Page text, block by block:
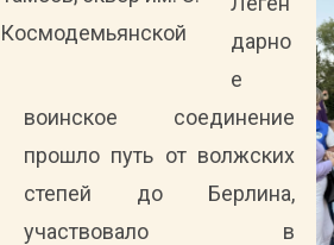
Космодемьянской
дарно
е
воинское соединение
прошло путь от волжских
степей до Берлина,
участвовало в